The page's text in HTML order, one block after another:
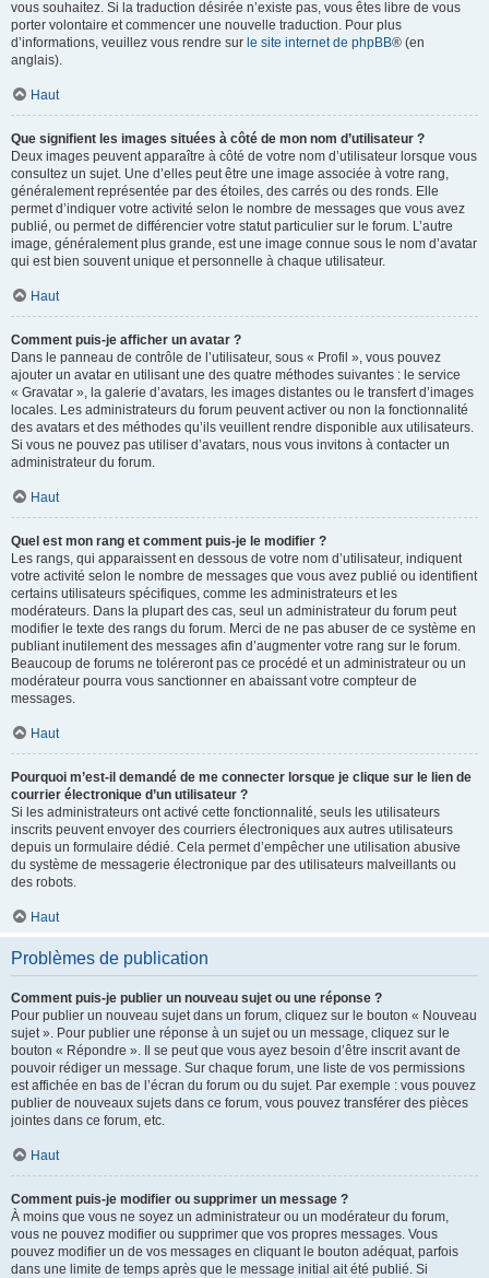
vous souhaitez. Si la traduction désirée n’existe pas, vous êtes libre de vous
porter volontaire et commencer une nouvelle traduction. Pour plus
d’informations, veuillez vous rendre sur le site internet de phpBB® (en
anglais).
Haut
Que signifient les images situées à côté de mon nom d’utilisateur ?
Deux images peuvent apparaître à côté de votre nom d’utilisateur lorsque vous
consultez un sujet. Une d’elles peut être une image associée à votre rang,
généralement représentée par des étoiles, des carrés ou des ronds. Elle
permet d’indiquer votre activité selon le nombre de messages que vous avez
publié, ou permet de différencier votre statut particulier sur le forum. L’autre
image, généralement plus grande, est une image connue sous le nom d’avatar
qui est bien souvent unique et personnelle à chaque utilisateur.
Haut
Comment puis-je afficher un avatar ?
Dans le panneau de contrôle de l’utilisateur, sous « Profil », vous pouvez
ajouter un avatar en utilisant une des quatre méthodes suivantes : le service
« Gravatar », la galerie d’avatars, les images distantes ou le transfert d’images
locales. Les administrateurs du forum peuvent activer ou non la fonctionnalité
des avatars et des méthodes qu’ils veuillent rendre disponible aux utilisateurs.
Si vous ne pouvez pas utiliser d’avatars, nous vous invitons à contacter un
administrateur du forum.
Haut
Quel est mon rang et comment puis-je le modifier ?
Les rangs, qui apparaissent en dessous de votre nom d’utilisateur, indiquent
votre activité selon le nombre de messages que vous avez publié ou identifient
certains utilisateurs spécifiques, comme les administrateurs et les
modérateurs. Dans la plupart des cas, seul un administrateur du forum peut
modifier le texte des rangs du forum. Merci de ne pas abuser de ce système en
publiant inutilement des messages afin d’augmenter votre rang sur le forum.
Beaucoup de forums ne toléreront pas ce procédé et un administrateur ou un
modérateur pourra vous sanctionner en abaissant votre compteur de
messages.
Haut
Pourquoi m’est-il demandé de me connecter lorsque je clique sur le lien de
courrier électronique d’un utilisateur ?
Si les administrateurs ont activé cette fonctionnalité, seuls les utilisateurs
inscrits peuvent envoyer des courriers électroniques aux autres utilisateurs
depuis un formulaire dédié. Cela permet d’empêcher une utilisation abusive
du système de messagerie électronique par des utilisateurs malveillants ou
des robots.
Haut
Problèmes de publication
Comment puis-je publier un nouveau sujet ou une réponse ?
Pour publier un nouveau sujet dans un forum, cliquez sur le bouton « Nouveau
sujet ». Pour publier une réponse à un sujet ou un message, cliquez sur le
bouton « Répondre ». Il se peut que vous ayez besoin d’être inscrit avant de
pouvoir rédiger un message. Sur chaque forum, une liste de vos permissions
est affichée en bas de l’écran du forum ou du sujet. Par exemple : vous pouvez
publier de nouveaux sujets dans ce forum, vous pouvez transférer des pièces
jointes dans ce forum, etc.
Haut
Comment puis-je modifier ou supprimer un message ?
À moins que vous ne soyez un administrateur ou un modérateur du forum,
vous ne pouvez modifier ou supprimer que vos propres messages. Vous
pouvez modifier un de vos messages en cliquant le bouton adéquat, parfois
dans une limite de temps après que le message initial ait été publié. Si